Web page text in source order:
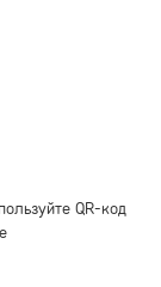
QR-код